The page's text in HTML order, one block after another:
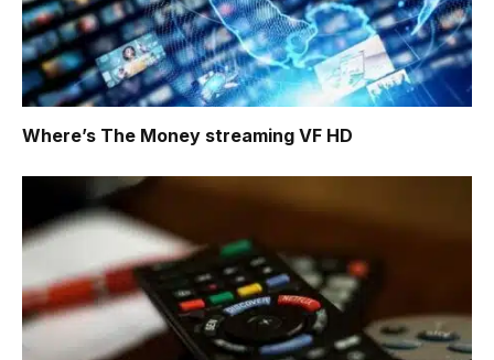
Where’s The Money streaming VF HD